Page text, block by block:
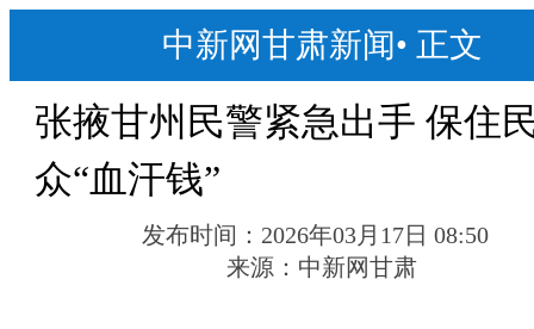
中新网甘肃新闻• 正文
张掖甘州民警紧急出手 保住
众“血汗钱”
发布时间： 2026年03月17日 08:50
来源： 中新网甘肃